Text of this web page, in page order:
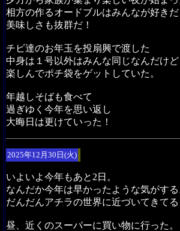
相方の作るオードブルはみんなが好き
美味しさも抜群だ！
チビ達のお年玉を投扇興で渡した
中身は１号以外はみんな同じなんだけど
楽しんでポチ袋をゲットしていた。
年越しそばも食べて
過ぎゆく今年を思い返し
大晦日は更けていった！
2025年12月30日(火)
いよいよ今年もあと2日。
なんだか今年は早かったような気がす
だんだんアチラの世界に近づいてきて
昼、近くのスーパーに買い物に行った。